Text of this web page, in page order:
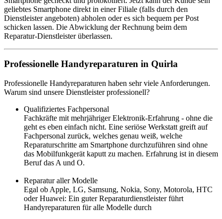
geliebtes Smartphone direkt in einer Filiale (falls durch den
Dienstleister angeboten) abholen oder es sich bequem per Post
schicken lassen. Die Abwicklung der Rechnung beim dem
Reparatur-Dienstleister überlassen.
Professionelle Handyreparaturen in Quirla
Professionelle Handyreparaturen haben sehr viele Anforderungen.
Warum sind unsere Dienstleister professionell?
Qualifiziertes Fachpersonal
Fachkräfte mit mehrjähriger Elektronik-Erfahrung - ohne die
geht es eben einfach nicht. Eine seriöse Werkstatt greift auf
Fachpersonal zurück, welches genau weiß, welche
Reparaturschritte am Smartphone durchzuführen sind ohne
das Mobilfunkgerät kaputt zu machen. Erfahrung ist in diesem
Beruf das A und O.
Reparatur aller Modelle
Egal ob Apple, LG, Samsung, Nokia, Sony, Motorola, HTC
oder Huawei: Ein guter Reparaturdienstleister führt
Handyreparaturen für alle Modelle durch